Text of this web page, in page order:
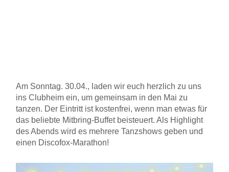
Am Sonntag. 30.04., laden wir euch herzlich zu uns
ins Clubheim ein, um gemeinsam in den Mai zu
tanzen. Der Eintritt ist kostenfrei, wenn man etwas für
das beliebte Mitbring-Buffet beisteuert. Als Highlight
des Abends wird es mehrere Tanzshows geben und
einen Discofox-Marathon!